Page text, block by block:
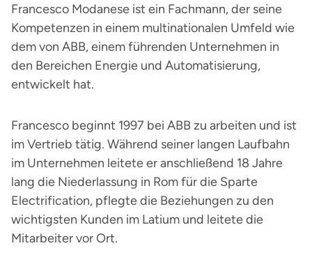
Francesco Modanese ist ein Fachmann, der seine
Kompetenzen in einem multinationalen Umfeld wie
dem von ABB, einem führenden Unternehmen in
den Bereichen Energie und Automatisierung,
entwickelt hat.
Francesco beginnt 1997 bei ABB zu arbeiten und ist
im Vertrieb tätig. Während seiner langen Laufbahn
im Unternehmen leitete er anschließend 18 Jahre
lang die Niederlassung in Rom für die Sparte
Electrification, pflegte die Beziehungen zu den
wichtigsten Kunden im Latium und leitete die
Mitarbeiter vor Ort.